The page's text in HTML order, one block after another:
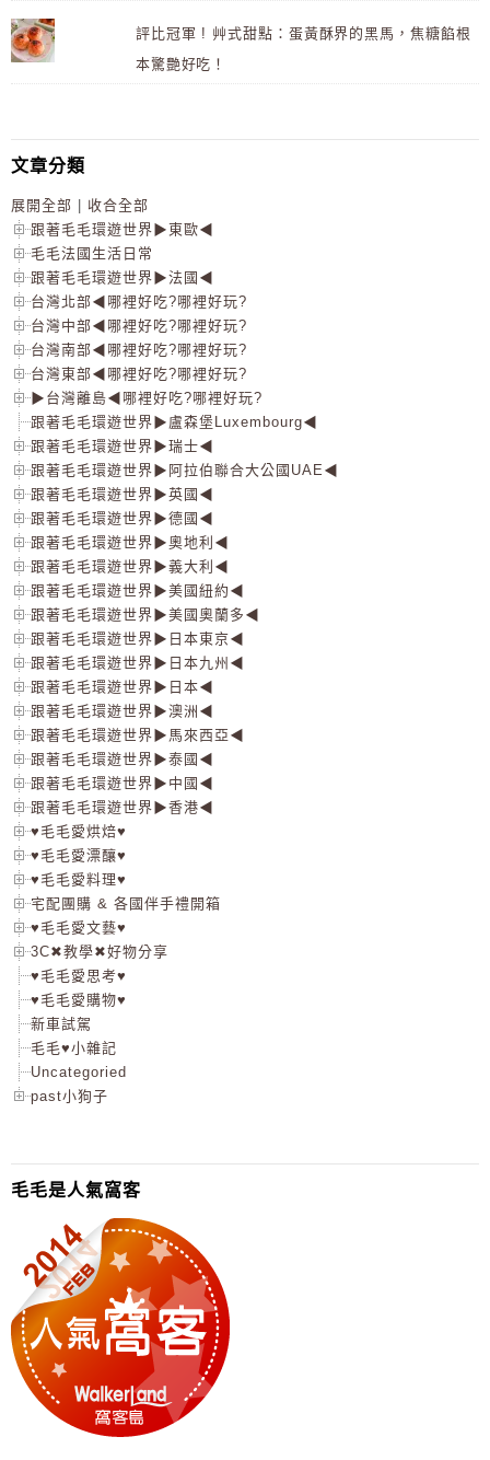
評比冠軍 ! 艸式甜點：蛋黃酥界的黑馬，焦糖餡根
本驚艷好吃！
文章分類
展開全部 | 收合全部
跟著毛毛環遊世界▶東歐◀
毛毛法國生活日常
跟著毛毛環遊世界▶法國◀
台灣北部◀哪裡好吃?哪裡好玩?
台灣中部◀哪裡好吃?哪裡好玩?
台灣南部◀哪裡好吃?哪裡好玩?
台灣東部◀哪裡好吃?哪裡好玩?
▶台灣離島◀哪裡好吃?哪裡好玩?
跟著毛毛環遊世界▶盧森堡Luxembourg◀
跟著毛毛環遊世界▶瑞士◀
跟著毛毛環遊世界▶阿拉伯聯合大公國UAE◀
跟著毛毛環遊世界▶英國◀
跟著毛毛環遊世界▶德國◀
跟著毛毛環遊世界▶奧地利◀
跟著毛毛環遊世界▶義大利◀
跟著毛毛環遊世界▶美國紐約◀
跟著毛毛環遊世界▶美國奧蘭多◀
跟著毛毛環遊世界▶日本東京◀
跟著毛毛環遊世界▶日本九州◀
跟著毛毛環遊世界▶日本◀
跟著毛毛環遊世界▶澳洲◀
跟著毛毛環遊世界▶馬來西亞◀
跟著毛毛環遊世界▶泰國◀
跟著毛毛環遊世界▶中國◀
跟著毛毛環遊世界▶香港◀
♥毛毛愛烘焙♥
♥毛毛愛漂釀♥
♥毛毛愛料理♥
宅配團購 & 各國伴手禮開箱
♥毛毛愛文藝♥
3C✖教學✖好物分享
♥毛毛愛思考♥
♥毛毛愛購物♥
新車試駕
毛毛♥小雜記
Uncategoried
past小狗子
毛毛是人氣窩客